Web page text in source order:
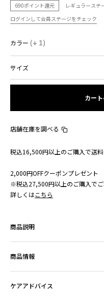
690ポイント還元
レギュラーステ
ログインして会員ステージをチェック
カラー (+ 1)
サイズ
カー
店舗在庫を調べる
税込16,500円以上のご購入で送
2,000円OFFクーポンプレゼント
※税込27,500円以上のご購入でご
詳しくはこちら
商品説明
商品情報
ケアアドバイス